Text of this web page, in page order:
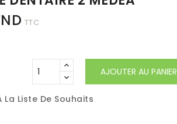
TTC
AJOUTER AU PANIER
La Liste De Souhaits